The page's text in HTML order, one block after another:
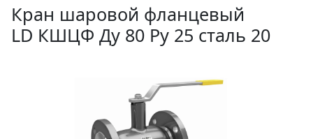
Кран шаровой фланцевый
LD КШЦФ Ду 80 Ру 25 сталь 20